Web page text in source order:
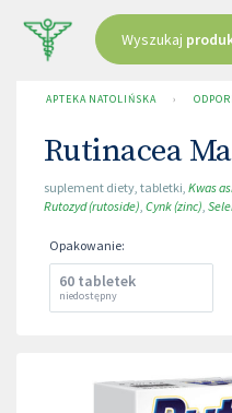
Wyszukaj
APTEKA NATOLIŃSKA ›
Rutinacea
suplement diety, tabletki, Kwas
Rutozyd (rutoside), Cynk (zinc),
Opakowanie:
60 tabletek
niedostępny